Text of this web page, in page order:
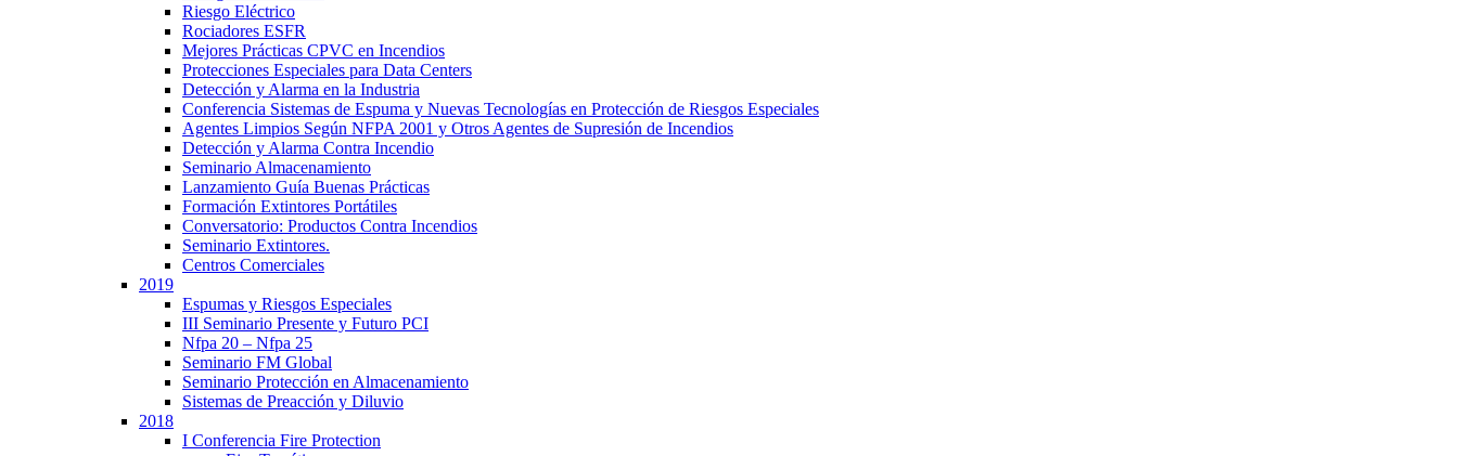
Riesgo Eléctrico
Rociadores ESFR
Mejores Prácticas CPVC en Incendios
Protecciones Especiales para Data Centers
Detección y Alarma en la Industria
Conferencia Sistemas de Espuma y Nuevas Tecnologías en Protección de Riesgos Especiales
Agentes Limpios Según NFPA 2001 y Otros Agentes de Supresión de Incendios
Detección y Alarma Contra Incendio
Seminario Almacenamiento
Lanzamiento Guía Buenas Prácticas
Formación Extintores Portátiles
Conversatorio: Productos Contra Incendios
Seminario Extintores.
Centros Comerciales
2019
Espumas y Riesgos Especiales
III Seminario Presente y Futuro PCI
Nfpa 20 – Nfpa 25
Seminario FM Global
Seminario Protección en Almacenamiento
Sistemas de Preacción y Diluvio
2018
I Conferencia Fire Protection